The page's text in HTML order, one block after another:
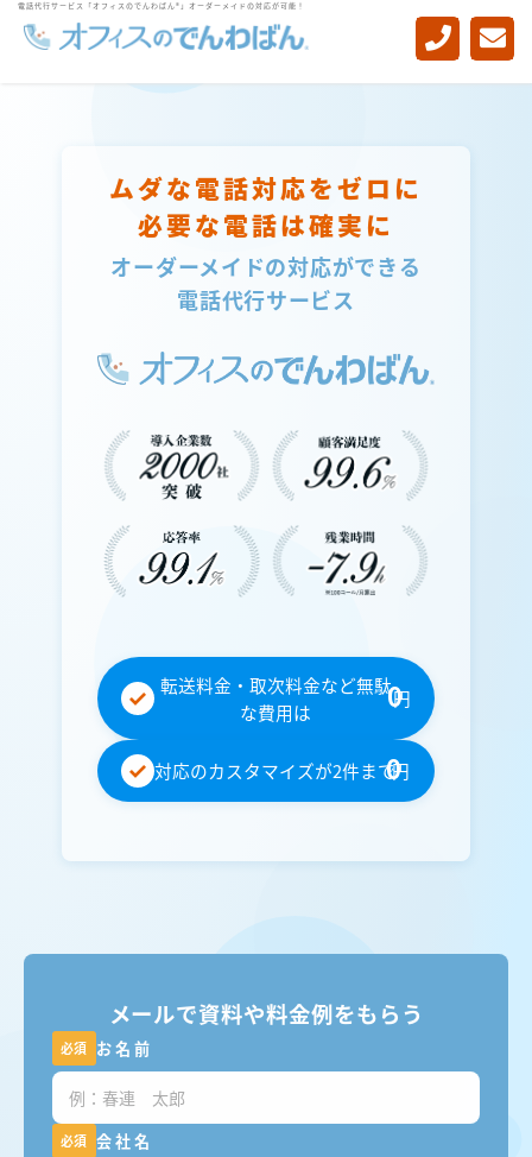
電話代行サービス「オフィスのでんわばん®」オーダーメイドの対応が可能！
-->
ムダな電話対応をゼロに
必要な電話は確実に
オーダーメイドの対応ができる
電話代行サービス
転送料金・取次料金など無駄
な費用は
0円
対応のカスタマイズが2件まで0円
メールで資料や料金例をもらう
必須 お名前
必須 会社名